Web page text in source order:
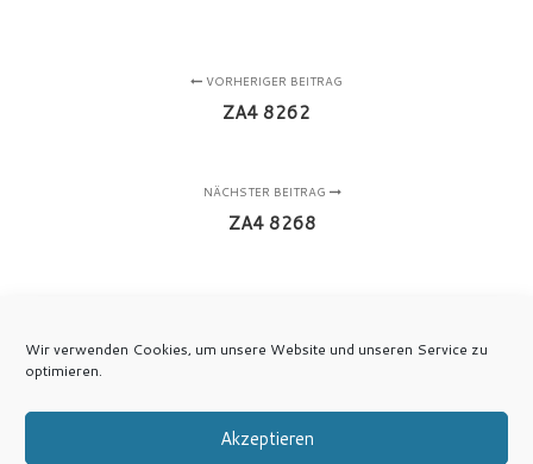
Wir verwenden Cookies, um unsere Website und unseren Service zu
optimieren.
Akzeptieren
VORHERIGER BEITRAG
ZA4 8262
NÄCHSTER BEITRAG
ZA4 8268